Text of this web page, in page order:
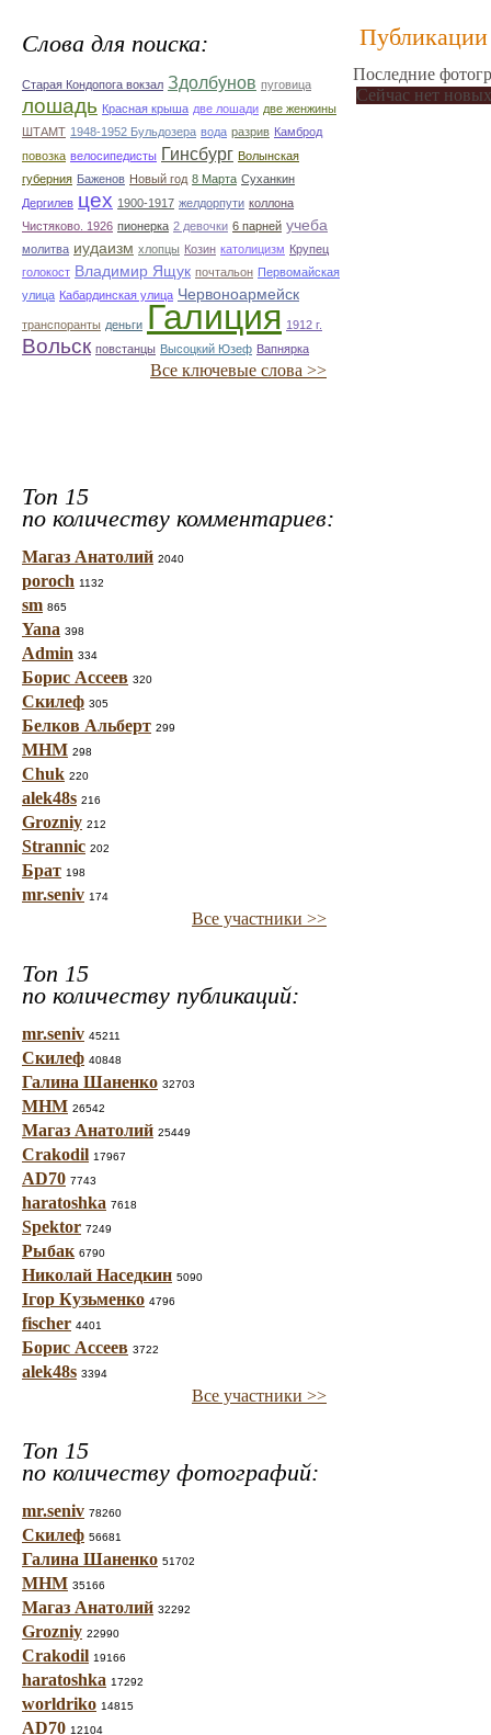
Слова для поиска:
Старая Кондопога вокзал Здолбунов пуговица
лошадь Красная крыша две лошади две женжины
ШТАМТ 1948-1952 Бульдозера вода разрив Камброд
повозка велосипедисты Гинсбург Волынская
губерния Баженов Новый год 8 Марта Суханкин
Дергилев цех 1900-1917 желдорпути коллона
Чистяково. 1926 пионерка 2 девочки 6 парней учеба
молитва иудаизм хлопцы Козин католицизм Крупец
голокост Владимир Ящук почтальон Первомайская
улица Кабардинская улица Червоноармейск
транспоранты деньги Галиция 1912 г.
Вольск повстанцы Высоцкий Юзеф Вапнярка
Все ключевые слова >>
Топ 15
по количеству комментариев:
Магаз Анатолий 2040
poroch 1132
sm 865
Yana 398
Admin 334
Борис Ассеев 320
Скилеф 305
Белков Альберт 299
МНМ 298
Chuk 220
alek48s 216
Grozniy 212
Strannic 202
Брат 198
mr.seniv 174
Все участники >>
Топ 15
по количеству публикаций:
mr.seniv 45211
Скилеф 40848
Галина Шаненко 32703
МНМ 26542
Магаз Анатолий 25449
Crakodil 17967
AD70 7743
haratoshka 7618
Spektor 7249
Рыбак 6790
Николай Наседкин 5090
Ігор Кузьменко 4796
fischer 4401
Борис Ассеев 3722
alek48s 3394
Все участники >>
Топ 15
по количеству фотографий:
mr.seniv 78260
Скилеф 56681
Галина Шаненко 51702
МНМ 35166
Магаз Анатолий 32292
Grozniy 22990
Crakodil 19166
haratoshka 17292
worldriko 14815
AD70 12104
Публикации
Последние
Сейчас нет